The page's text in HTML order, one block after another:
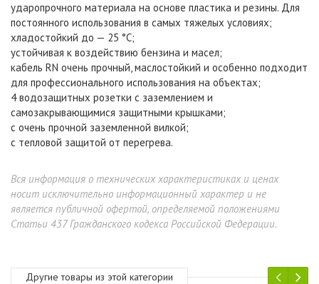
ударопрочного материала на основе пластика и резины. Для
постоянного использования в самых тяжелых условиях;
хладостойкий до — 25 °C;
устойчивая к воздействию бензина и масел;
кабель RN очень прочный, маслостойкий и особенно подходит
для профессионального использования на объектах;
4 водозащитных розетки с заземлением и
самозакрывающимися защитными крышками;
с очень прочной заземленной вилкой;
с тепловой защитой от перегрева.
Вся информация о технических характеристиках и ценах
носит исключительно информационный характер и не
является публичной офертой, определяемой положениями
Статьи 437 Гражданского кодекса Российской Федерации.
Другие товары из этой категории